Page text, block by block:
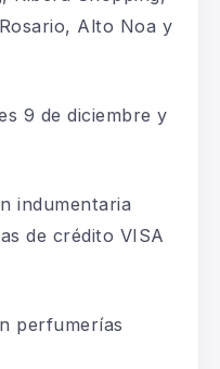
Alto Noa y
9 de diciembre y
indumentaria
de crédito VISA
perfumerías